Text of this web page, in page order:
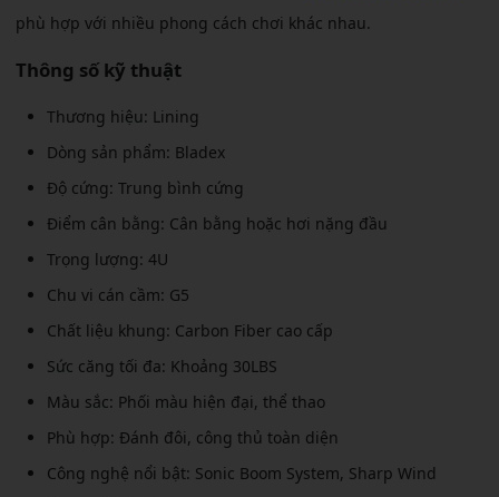
phù hợp với nhiều phong cách chơi khác nhau.
Thông số kỹ thuật
Thương hiệu: Lining
Dòng sản phẩm: Bladex
Độ cứng: Trung bình cứng
Điểm cân bằng: Cân bằng hoặc hơi nặng đầu
Trọng lượng: 4U
Chu vi cán cầm: G5
Chất liệu khung: Carbon Fiber cao cấp
Sức căng tối đa: Khoảng 30LBS
Màu sắc: Phối màu hiện đại, thể thao
Phù hợp: Đánh đôi, công thủ toàn diện
Công nghệ nổi bật: Sonic Boom System, Sharp Wind